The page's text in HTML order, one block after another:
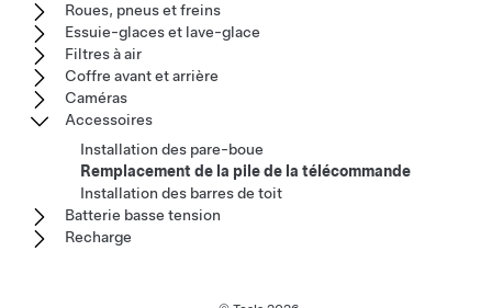
Roues, pneus et freins
Essuie-glaces et lave-glace
Filtres à air
Coffre avant et arrière
Caméras
Accessoires
Installation des pare-boue
Remplacement de la pile de la télécommande
Installation des barres de toit
Batterie basse tension
Recharge